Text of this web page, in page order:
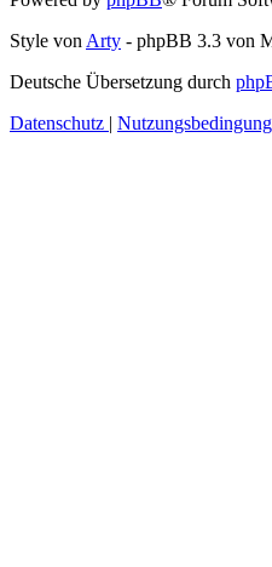
Style vonArty - phpBB 3.3 von
Deutsche Übersetzung durch
Datenschutz |